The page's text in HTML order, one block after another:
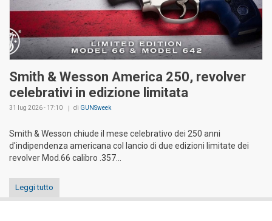
Smith & Wesson America 250, revolver
celebrativi in edizione limitata
31 lug 2026 - 17:10 di GUNSweek
Smith & Wesson chiude il mese celebrativo dei 250 anni
d'indipendenza americana col lancio di due edizioni limitate dei
revolver Mod.66 calibro .357...
Leggi tutto